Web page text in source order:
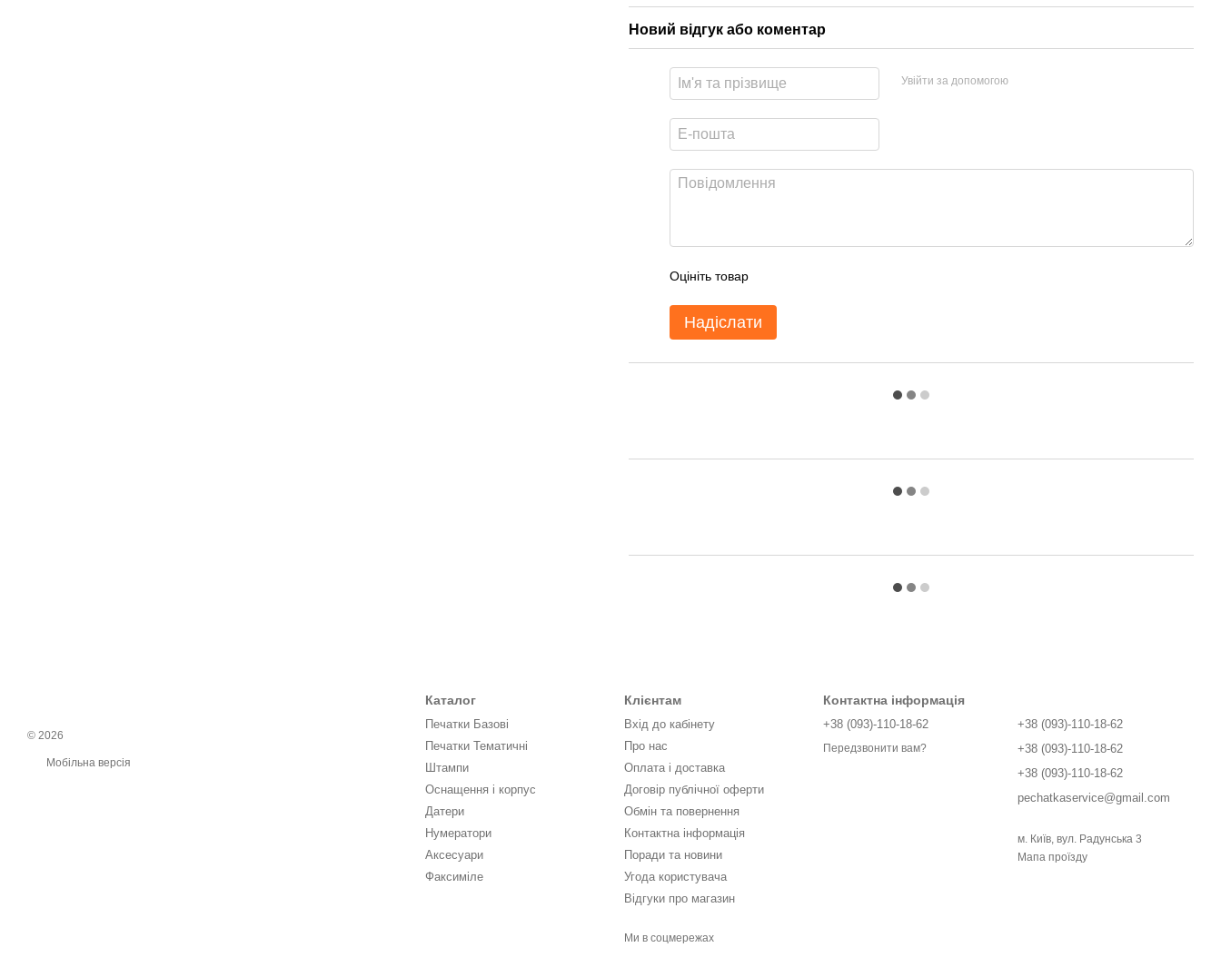
Новий відгук або коментар
Увійти за допомогою
Оцініть товар
Надіслати
© 2026
Мобільна версія
Каталог
Печатки Базові
Печатки Тематичні
Штампи
Оснащення і корпус
Датери
Нумератори
Аксесуари
Факсиміле
Клієнтам
Вхід до кабінету
Про нас
Оплата і доставка
Договір публічної оферти
Обмін та повернення
Контактна інформація
Поради та новини
Угода користувача
Відгуки про магазин
Ми в соцмережах
Контактна інформація
+38 (093)-110-18-62
Передзвонити вам?
+38 (093)-110-18-62
+38 (093)-110-18-62
+38 (093)-110-18-62
pechatkaservice@gmail.com
м. Київ, вул. Радунська 3
Мапа проїзду